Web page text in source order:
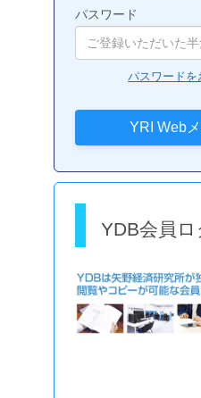
パスワード
パスワードを
YDB会員ロ